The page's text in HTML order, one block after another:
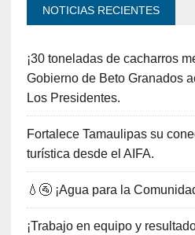
NOTICIAS RECIENTES
¡30 toneladas de cacharros
Gobierno de Beto Granados
Los Presidentes.
Fortalece Tamaulipas su
turística desde el AIFA.
💧🚰 ¡Agua para la
¡Trabajo en equipo y